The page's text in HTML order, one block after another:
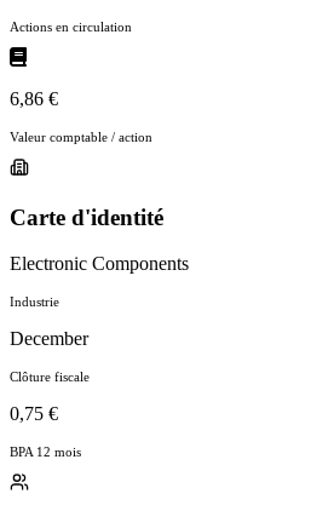
Actions en circulation
6,86 €
Valeur comptable / action
Carte d'identité
Electronic Components
Industrie
December
Clôture fiscale
0,75 €
BPA 12 mois